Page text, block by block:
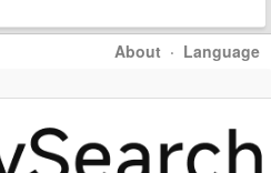
About · Language